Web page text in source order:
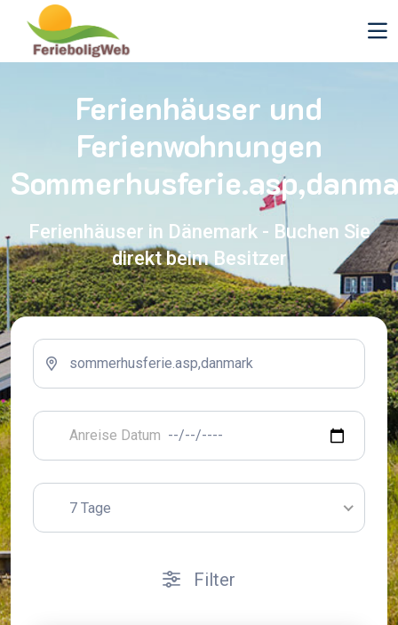
Ferienhäuser und
Ferienwohnungen
Ferienhäuser in Dänemark - Buchen Sie
direkt beim Besitzer
7 Tage
Filter